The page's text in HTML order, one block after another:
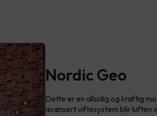
Nordic Geo
Dette er en allsidig og kraftig
avansert viftesystem blir luften